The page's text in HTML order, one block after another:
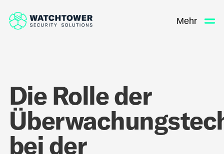
Mehr
Die Rolle der
bei der